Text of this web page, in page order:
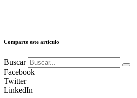
Comparte este artículo
Buscar
Facebook
Twitter
LinkedIn